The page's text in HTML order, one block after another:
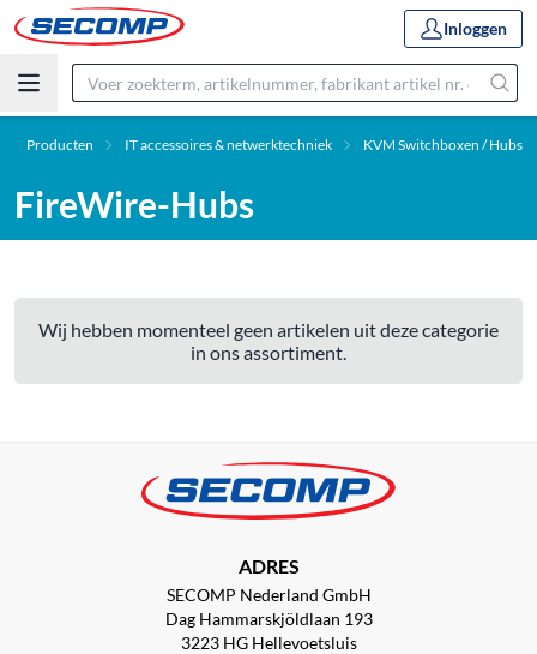
Inloggen
Producten IT accessoires & netwerktechniek KVM Switchboxen / Hubs
FireWire-Hubs
Wij hebben momenteel geen artikelen uit deze categorie
in ons assortiment.
ADRES
SECOMP Nederland GmbH
Dag Hammarskjöldlaan 193
3223 HG Hellevoetsluis